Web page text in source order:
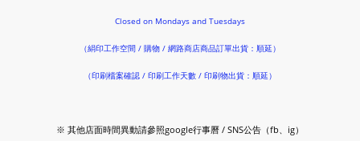
Closed on Mondays and Tuesdays
（絹印工作空間 / 購物 / 網路商店商品訂單出貨：順延）
（印刷檔案確認 / 印刷工作天數 / 印刷物出貨：順延）
※ 其他店面時間異動請參照google行事曆 / SNS公告（fb、ig）